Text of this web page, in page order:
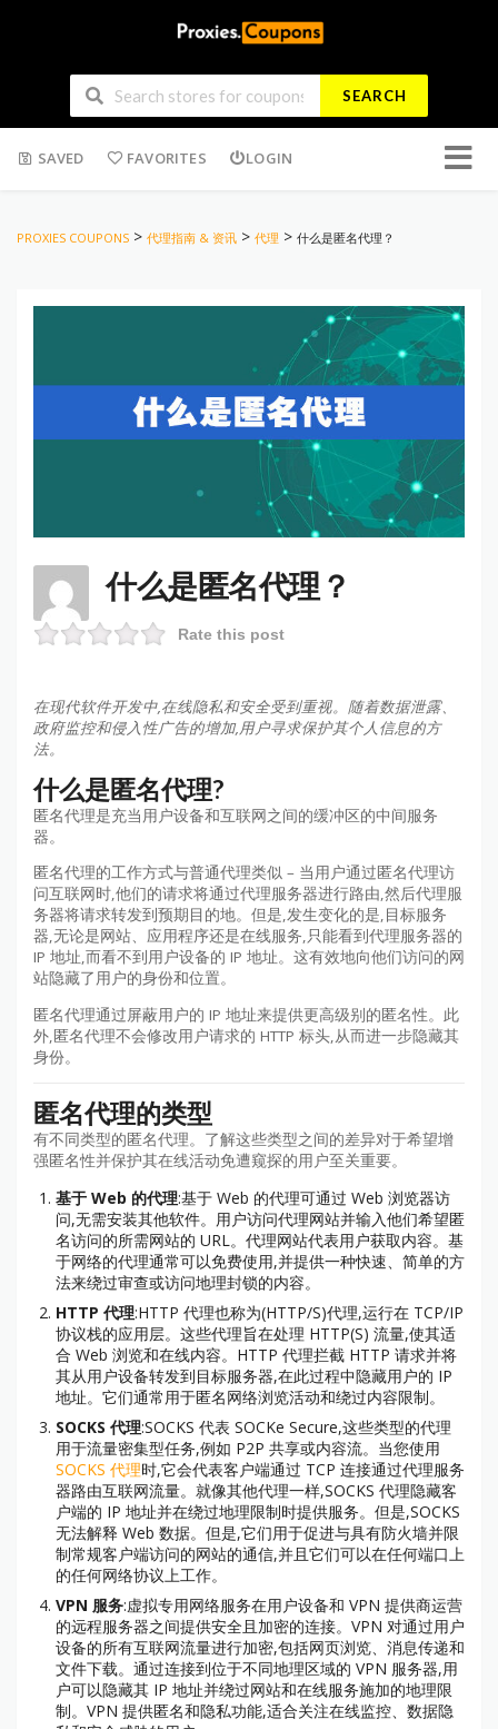
SEARCH
to
SAVED FAVORITES LOGIN
PROXIES COUPONS > 代理指南 & 资讯 > 代理 > 什么是匿名代理？
什么是匿名代理？
Rate this post
在现代软件开发中,在线隐私和安全受到重视。随着数据泄露、
政府监控和侵入性广告的增加,用户寻求保护其个人信息的方
法。
什么是匿名代理?
匿名代理是充当用户设备和互联网之间的缓冲区的中间服务
器。
匿名代理的工作方式与普通代理类似 – 当用户通过匿名代理访
问互联网时,他们的请求将通过代理服务器进行路由,然后代理服
务器将请求转发到预期目的地。但是,发生变化的是,目标服务
器,无论是网站、应用程序还是在线服务,只能看到代理服务器的
IP 地址,而看不到用户设备的 IP 地址。这有效地向他们访问的网
站隐藏了用户的身份和位置。
匿名代理通过屏蔽用户的 IP 地址来提供更高级别的匿名性。此
外,匿名代理不会修改用户请求的 HTTP 标头,从而进一步隐藏其
身份。
匿名代理的类型
有不同类型的匿名代理。了解这些类型之间的差异对于希望增
强匿名性并保护其在线活动免遭窥探的用户至关重要。
基于 Web 的代理:基于 Web 的代理可通过 Web 浏览器访
问,无需安装其他软件。用户访问代理网站并输入他们希望匿
名访问的所需网站的 URL。代理网站代表用户获取内容。基
于网络的代理通常可以免费使用,并提供一种快速、简单的方
法来绕过审查或访问地理封锁的内容。
HTTP 代理:HTTP 代理也称为(HTTP/S)代理,运行在 TCP/IP
协议栈的应用层。这些代理旨在处理 HTTP(S) 流量,使其适
合 Web 浏览和在线内容。HTTP 代理拦截 HTTP 请求并将
其从用户设备转发到目标服务器,在此过程中隐藏用户的 IP
地址。它们通常用于匿名网络浏览活动和绕过内容限制。
SOCKS 代理:SOCKS 代表 SOCKe Secure,这些类型的代理
用于流量密集型任务,例如 P2P 共享或内容流。当您使用
SOCKS 代理时,它会代表客户端通过 TCP 连接通过代理服务
器路由互联网流量。就像其他代理一样,SOCKS 代理隐藏客
户端的 IP 地址并在绕过地理限制时提供服务。但是,SOCKS
无法解释 Web 数据。但是,它们用于促进与具有防火墙并限
制常规客户端访问的网站的通信,并且它们可以在任何端口上
的任何网络协议上工作。
VPN 服务:虚拟专用网络服务在用户设备和 VPN 提供商运营
的远程服务器之间提供安全且加密的连接。VPN 对通过用户
设备的所有互联网流量进行加密,包括网页浏览、消息传递和
文件下载。通过连接到位于不同地理区域的 VPN 服务器,用
户可以隐藏其 IP 地址并绕过网站和在线服务施加的地理限
制。VPN 提供匿名和隐私功能,适合关注在线监控、数据隐